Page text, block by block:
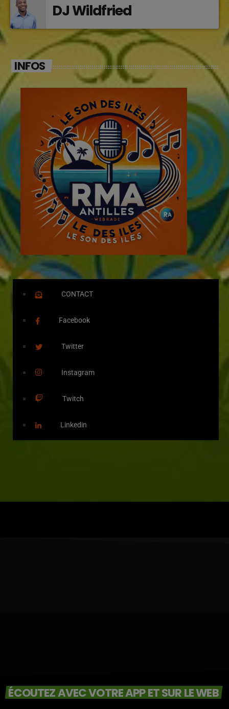
DJ Wildfried
INFOS
CONTACT
Facebook
Twitter
Instagram
Twitch
Linkedin
ÉCOUTEZ AVEC VOTRE APP ET SUR LE WEB